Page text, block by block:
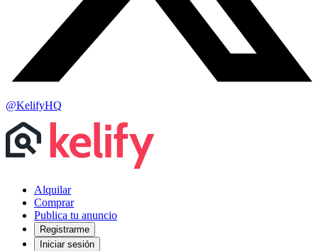
@KelifyHQ
Alquilar
Comprar
Publica tu anuncio
Registrarme
Iniciar sesión